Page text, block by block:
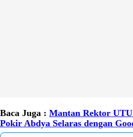
Baca Juga : Mantan Rektor
Pokir Abdya Selaras dengan